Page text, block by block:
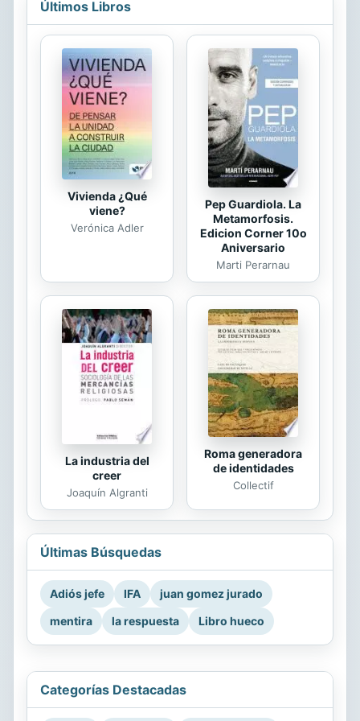
amor de Dios primero. Si nunca has
recibido amor, ¿cómo puedes darlo?
Dios es el único que nos puede dar
el poder para amar, y en recibirlo
podemos encontrar amor para dar.
En vez de dejar que Corintios 13 te
recuerde de un amor que tu no
puedes producir, deja que Max
Lucado te guie a...
Últimos Libros
Vivienda ¿Qué
viene?
Verónica Adler
Pep Guardiola. La
Metamorfosis.
Edicion Corner 10o
Aniversario
Marti Perarnau
La industria del
creer
Joaquín Algranti
Roma generadora
de identidades
Collectif
Últimas Búsquedas
Adiós jefe IFA
juan gomez jurado
mentira
la respuesta Libro hueco
Categorías Destacadas